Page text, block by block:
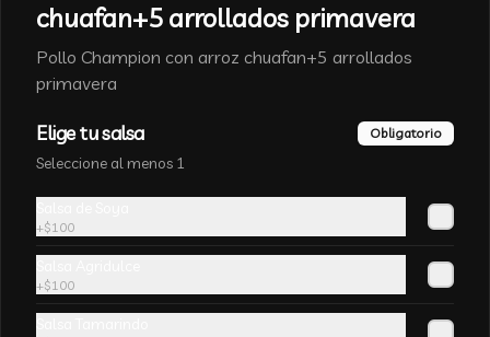
-12%
Arroz salteado con algas chinas,
champiñones y surtido de verduras. sin
chuafan+5 arrollados primavera
Pollo Champion con arroz chuafan+5 arrollados
primavera
Elige tu salsa Obligatorio
Seleccione al menos 1
+$100
+$100